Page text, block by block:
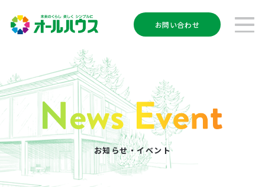
お問い合わせ
お知らせ・イベント